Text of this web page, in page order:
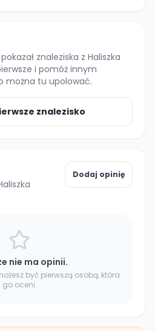
znaleziska z Haliszka
i pomóż innym
można tu upolować.
znalezisko
Dodaj opinię
nie ma opinii.
być pierwszą osobą, która
go oceni.